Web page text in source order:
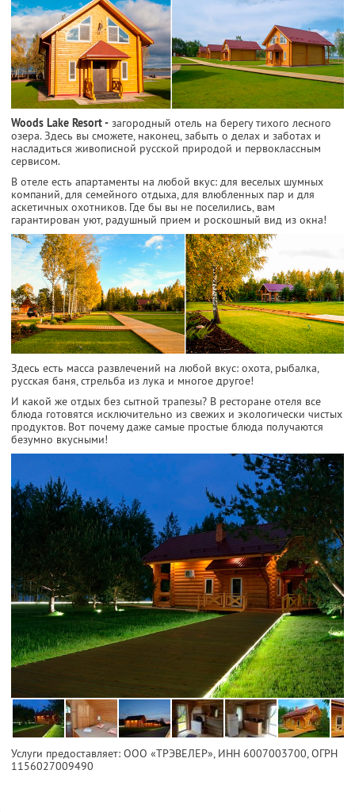
Woods Lake Resort - загородный отель на берегу тихого лесного
озера. Здесь вы сможете, наконец, забыть о делах и заботах и
насладиться живописной русской природой и первоклассным
сервисом.
В отеле есть апартаменты на любой вкус: для веселых шумных
компаний, для семейного отдыха, для влюбленных пар и для
аскетичных охотников. Где бы вы не поселились, вам
гарантирован уют, радушный прием и роскошный вид из окна!
Здесь есть масса развлечений на любой вкус: охота, рыбалка,
русская баня, стрельба из лука и многое другое!
И какой же отдых без сытной трапезы? В ресторане отеля все
блюда готовятся исключительно из свежих и экологически чистых
продуктов. Вот почему даже самые простые блюда получаются
безумно вкусными!
Услуги предоставляет: ООО «ТРЭВЕЛЕР», ИНН 6007003700 , ОГРН
1156027009490